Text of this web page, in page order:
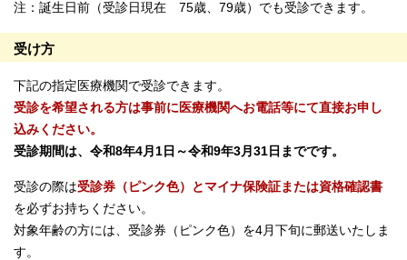
注：誕生日前（受診日現在 75歳、79歳）でも受診できます。
受け方
下記の指定医療機関で受診できます。
受診を希望される方は事前に医療機関へお電話等にて直接お申し
込みください。
受診期間は、令和8年4月1日～令和9年3月31日までです。
受診の際は受診券（ピンク色）とマイナ保険証または資格確認書
を必ずお持ちください。
対象年齢の方には、受診券（ピンク色）を4月下旬に郵送いたしま
す。